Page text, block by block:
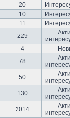
20
10
11
229
4
78
50
130
2014